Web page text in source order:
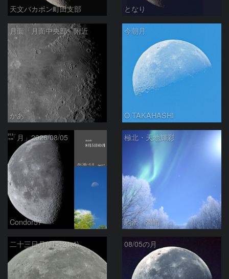
天文バカボン町田支部 となり
月面「月面中央部」附近
かあ
今朝月
O.TAKAHASHI
「月」2026/08/05
Condor57
極北・天地輝彩
駒沢 満晴
二十三日月(月齢21.4) 08/05の月